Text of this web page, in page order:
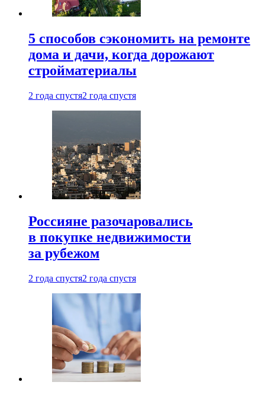
5 способов сэкономить на ремонте
дома и дачи, когда дорожают
стройматериалы
2 года спустя2 года спустя
Россияне разочаровались
в покупке недвижимости
за рубежом
2 года спустя2 года спустя